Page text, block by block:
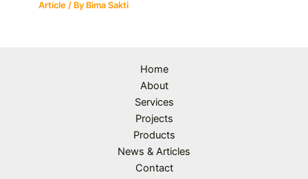
Article / By Bima Sakti
Home
About
Services
Projects
Products
News & Articles
Contact